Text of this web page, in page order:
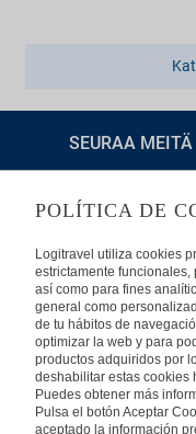
SEURAA
Usein
Oikeudellinen
POLÍTICA DE
Logitravel utiliza cookies
estrictamente
así como para fines
general como
de tu hábitos de
optimizar la web y para
productos adquiridos por
deshabilitar estas cookies
Puedes obtener más
Pulsa el botón Aceptar
aceptado la información